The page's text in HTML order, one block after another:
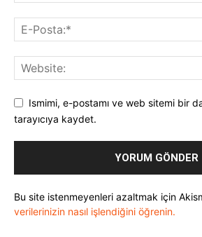
Ismimi, e-postamı ve web sitemi bir
tarayıcıya kaydet.
Bu site istenmeyenleri azaltmak için
verilerinizin nasıl işlendiğini öğrenin.